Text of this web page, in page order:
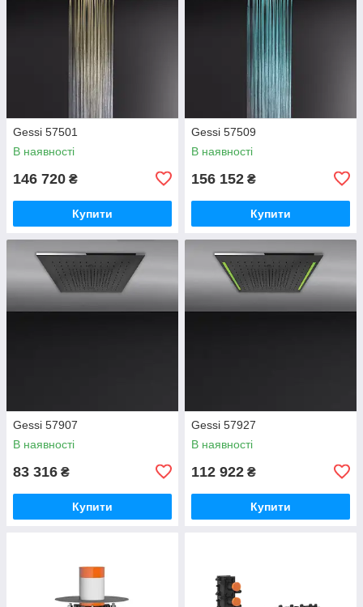
Gessi 57501
В наявності
146 720 ₴
Купити
Gessi 57509
В наявності
156 152 ₴
Купити
Gessi 57907
В наявності
83 316 ₴
Купити
Gessi 57927
В наявності
112 922 ₴
Купити